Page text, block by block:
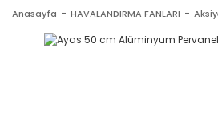
Anasayfa HAVALANDIRMA FANLARI